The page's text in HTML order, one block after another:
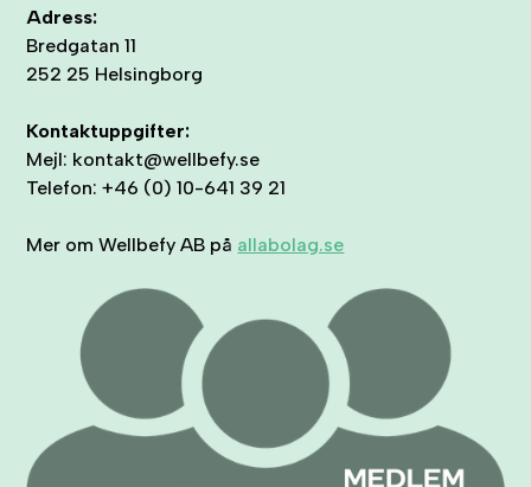
Adress:
Bredgatan 11
252 25 Helsingborg
Kontaktuppgifter:
Mejl: kontakt@wellbefy.se
Telefon: +46 (0) 10-641 39 21
Mer om Wellbefy AB på allabolag.se